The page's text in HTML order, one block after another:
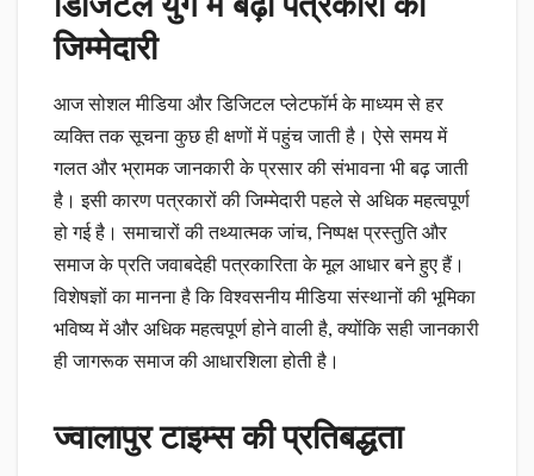
जिम्मेदारी
आज सोशल मीडिया और डिजिटल प्लेटफॉर्म के माध्यम से हर
व्यक्ति तक सूचना कुछ ही क्षणों में पहुंच जाती है। ऐसे समय में
गलत और भ्रामक जानकारी के प्रसार की संभावना भी बढ़ जाती
है। इसी कारण पत्रकारों की जिम्मेदारी पहले से अधिक महत्वपूर्ण
हो गई है। समाचारों की तथ्यात्मक जांच, निष्पक्ष प्रस्तुति और
समाज के प्रति जवाबदेही पत्रकारिता के मूल आधार बने हुए हैं।
विशेषज्ञों का मानना है कि विश्वसनीय मीडिया संस्थानों की भूमिका
भविष्य में और अधिक महत्वपूर्ण होने वाली है, क्योंकि सही जानकारी
ही जागरूक समाज की आधारशिला होती है।
ज्वालापुर टाइम्स की प्रतिबद्धता